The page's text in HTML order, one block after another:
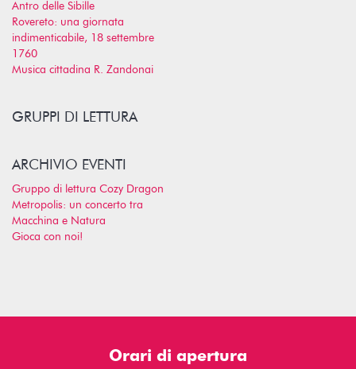
Antro delle Sibille
Rovereto: una giornata
indimenticabile, 18 settembre
1760
Musica cittadina R. Zandonai
GRUPPI DI LETTURA
ARCHIVIO EVENTI
Gruppo di lettura Cozy Dragon
Metropolis: un concerto tra
Macchina e Natura
Gioca con noi!
Orari di apertura